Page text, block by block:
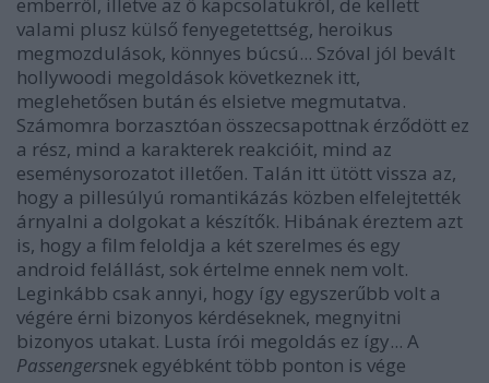
valami plusz külső fenyegetettség, heroikus
megmozdulások, könnyes búcsú... Szóval jól bevált
hollywoodi megoldások következnek itt,
meglehetősen bután és elsietve megmutatva.
Számomra borzasztóan összecsapottnak érződött ez
a rész, mind a karakterek reakcióit, mind az
eseménysorozatot illetően. Talán itt ütött vissza az,
hogy a pillesúlyú romantikázás közben elfelejtették
árnyalni a dolgokat a készítők. Hibának éreztem azt
is, hogy a film feloldja a két szerelmes és egy
android felállást, sok értelme ennek nem volt.
Leginkább csak annyi, hogy így egyszerűbb volt a
végére érni bizonyos kérdéseknek, megnyitni
bizonyos utakat. Lusta írói megoldás ez így... A
Passengersnek egyébként több ponton is vége